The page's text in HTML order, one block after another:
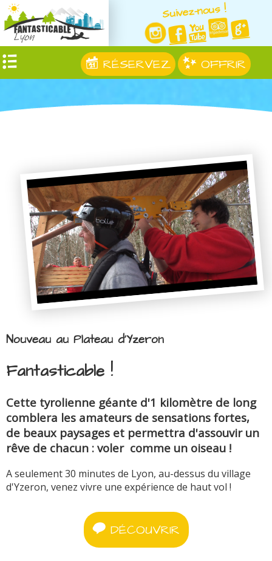
Suivez-nous !
RÉSERVEZ OFFRIR
Nouveau au Plateau d'Yzeron
Fantasticable !
Cette tyrolienne géante d'1 kilomètre de long
comblera les amateurs de sensations fortes,
de beaux paysages et permettra d'assouvir un
rêve de chacun : voler comme un oiseau !
A seulement 30 minutes de Lyon, au-dessus du village
d'Yzeron, venez vivre une expérience de haut vol !
DÉCOUVRIR